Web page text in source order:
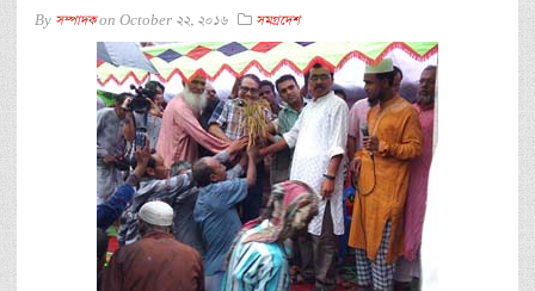
By সম্পাদকon October 22, 2016 সমগ্রদেশ